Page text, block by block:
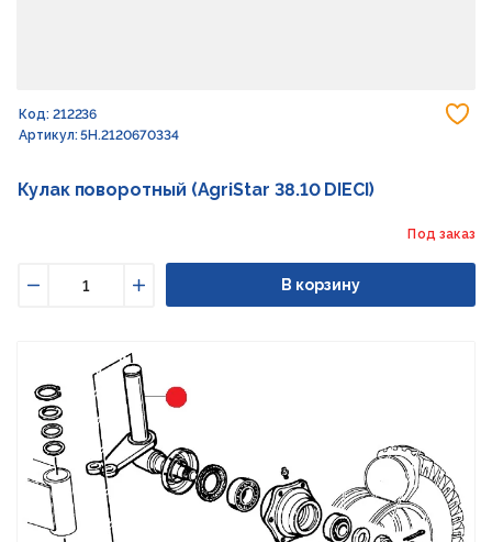
Код: 212236
Артикул: 5H.2120670334
Кулак поворотный (AgriStar 38.10 DIECI)
Под заказ
Увеличить
В корзину